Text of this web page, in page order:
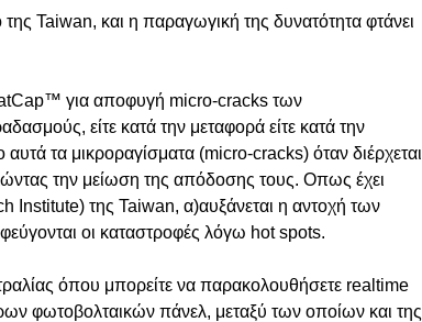
της Taiwan, και η παραγωγική της δυνατότητα φτάνει
για αποφυγή micro-cracks των
είτε κατά την μεταφορά είτε κατά την
τα μικροραγίσματα (micro-cracks) όταν διέρχεται
την μείωση της απόδοσης τους. Οπως έχει
Institute) της Taiwan, α)αυξάνεται η αντοχή των
οι καταστροφές λόγω hot spots.
όπου μπορείτε να παρακολουθήσετε realtime
φωτοβολταικών πάνελ, μεταξύ των οποίων και της